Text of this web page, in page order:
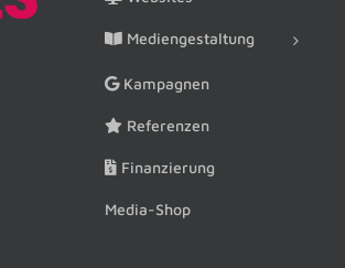
Mediengestaltung
Kampagnen
Referenzen
Finanzierung
Media-Shop